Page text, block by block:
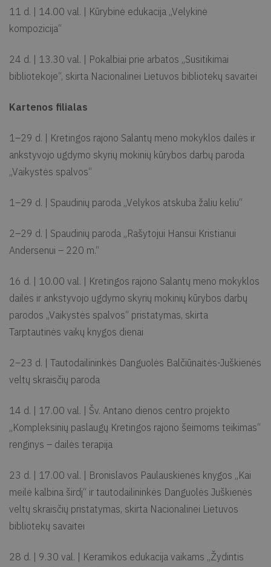
11 d. | 14.00 val. | Kūrybinė edukacija „Velykinė
kompozicija“
24 d. | 13.30 val. | Pokalbiai prie arbatos „Susitikimai
bibliotekoje“, skirta Nacionalinei Lietuvos bibliotekų savaitei
Kartenos filialas
1–29 d. | Kretingos rajono Salantų meno mokyklos dailės ir
ankstyvojo ugdymo skyrių mokinių kūrybos darbų paroda
„Vaikystės spalvos“
1–29 d. | Spaudinių paroda „Velykos atskuba žaliu keliu“
2–29 d. | Spaudinių paroda „Rašytojui Hansui Kristianui
Andersenui – 220 m.“
16 d. | 10.00 val. | Kretingos rajono Salantų meno mokyklos
dailės ir ankstyvojo ugdymo skyrių mokinių kūrybos darbų
parodos „Vaikystės spalvos“ pristatymas, skirta
Tarptautinės vaikų knygos dienai
2–23 d. | Tautodailininkės Danguolės Balčiūnaitės-Juškienės
veltų skraisčių paroda
14 d. | 17.00 val. | Šv. Antano dienos centro projekto
„Kompleksinių paslaugų Kretingos rajono šeimoms teikimas“
renginys – dailės terapija
23 d. | 17.00 val. | Bronislavos Paulauskienės knygos „Kai
meilė kalbina širdį“ ir tautodailininkės Danguolės Juškienės
veltų skraisčių pristatymas, skirta Nacionalinei Lietuvos
bibliotekų savaitei
28 d. | 9.30 val. | Keramikos edukacija vaikams „Žydintis